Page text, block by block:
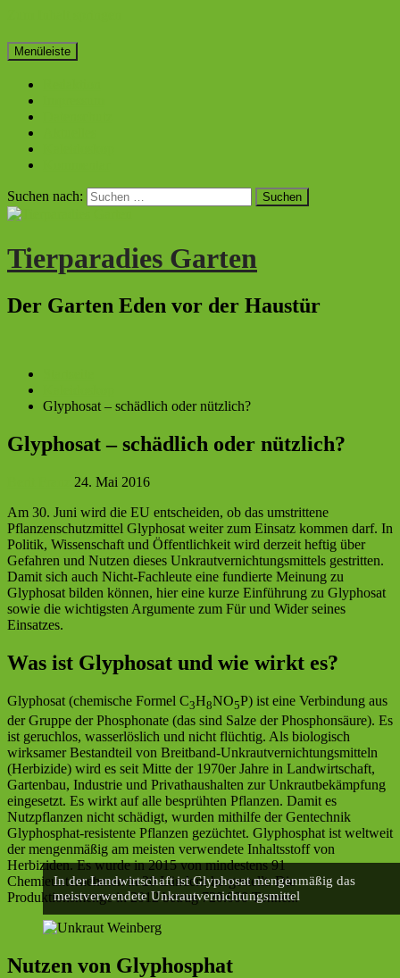
Menüleiste
Suchen nach:
Tierparadies Garten
Der Garten Eden vor der Haustür
Glyphosat – schädlich oder nützlich?
Glyphosat – schädlich oder nützlich?
24. Mai 2016
Am 30. Juni wird die EU entscheiden, ob das umstrittene
Pflanzenschutzmittel Glyphosat weiter zum Einsatz kommen darf. In
Politik, Wissenschaft und Öffentlichkeit wird derzeit heftig über
Gefahren und Nutzen dieses Unkrautvernichtungsmittels gestritten.
Damit sich auch Nicht-Fachleute eine fundierte Meinung zu
Glyphosat bilden können, hier eine kurze Einführung zu Glyphosat
sowie die wichtigsten Argumente zum Für und Wider seines
Einsatzes.
Was ist Glyphosat und wie wirkt es?
Glyphosat (chemische Formel C3H8NO5P) ist eine Verbindung aus
der Gruppe der Phosphonate (das sind Salze der Phosphonsäure). Es
ist geruchlos, wasserlöslich und nicht flüchtig. Als biologisch
wirksamer Bestandteil von Breitband-Unkrautvernichtungsmitteln
(Herbizide) wird es seit Mitte der 1970er Jahre in Landwirtschaft,
Gartenbau, Industrie und Privathaushalten zur Unkrautbekämpfung
eingesetzt. Es wirkt auf alle besprühten Pflanzen. Damit es
Nutzpflanzen nicht schädigt, wurden mithilfe der Gentechnik
Glyphosphat-resistente Pflanzen gezüchtet. Glyphosphat ist weltweit
der mengenmäßig am meisten verwendete Inhaltsstoff von
Herbiziden. Es wurde in 2015 von mindestens 91
Chemieunternehmen in 20 Ländern hergestellt. Die
Produktionsmenge in 2012 betrug 720.000 Tonnen.
In der Landwirtschaft ist Glyphosat mengenmäßig das
meistverwendete Unkrautvernichtungsmittel
Nutzen von Glyphosphat